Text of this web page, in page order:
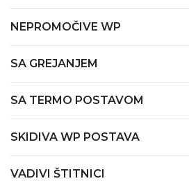
NEPROMOČIVE WP
SA GREJANJEM
SA TERMO POSTAVOM
SKIDIVA WP POSTAVA
VADIVI ŠTITNICI